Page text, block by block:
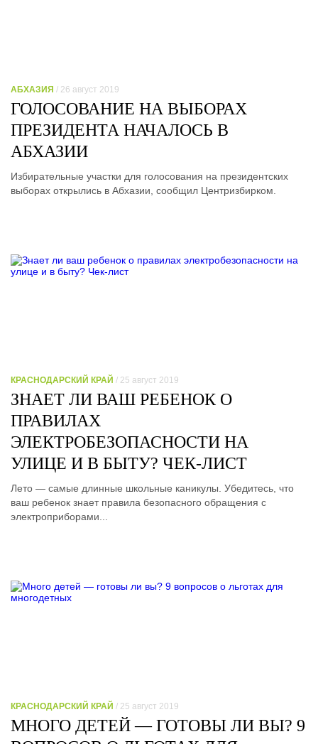
АБХАЗИЯ / 26 август 2019
ГОЛОСОВАНИЕ НА ВЫБОРАХ
ПРЕЗИДЕНТА НАЧАЛОСЬ В
АБХАЗИИ
Избирательные участки для голосования на президентских
выборах открылись в Абхазии, сообщил Центризбирком.
КРАСНОДАРСКИЙ КРАЙ / 25 август 2019
ЗНАЕТ ЛИ ВАШ РЕБЕНОК О
ПРАВИЛАХ
ЭЛЕКТРОБЕЗОПАСНОСТИ НА
УЛИЦЕ И В БЫТУ? ЧЕК-ЛИСТ
Лето — самые длинные школьные каникулы. Убедитесь, что
ваш ребенок знает правила безопасного обращения с
электроприборами...
КРАСНОДАРСКИЙ КРАЙ / 25 август 2019
МНОГО ДЕТЕЙ — ГОТОВЫ ЛИ ВЫ? 9